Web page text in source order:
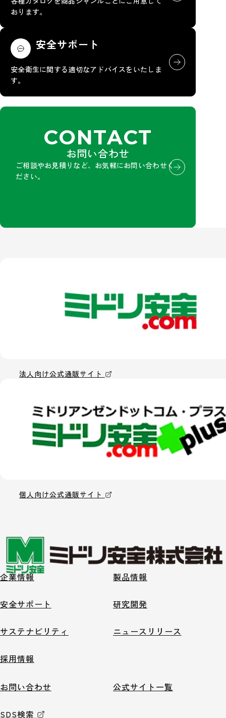
おります。
安全サポート
安全衛生に関する適切なアドバイスをいたしま
す。
CONTACT
お問い合わせ
ご相談やお見積りなど、お気軽にお問い合わせく
ださい。
法人向け公式通販サイト
個人向け公式通販サイト
企業情報 製品情報
安全サポート 研究開発
サステナビリティ ニュースリリース
採用情報
お問い合わせ 公式サイト一覧
SDS検索